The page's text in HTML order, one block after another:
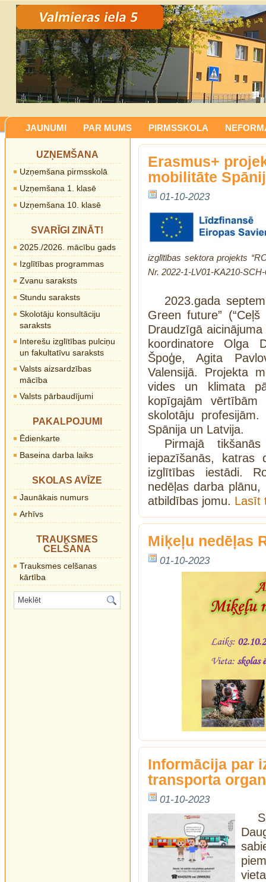
JAUNUMI PAR MUMS PIRMSSKOLA
UZŅEMŠANA
Uzņemšana pirmsskolā
Uzņemšana 1. klasē
Uzņemšana 10. klasē
SVARĪGI ZINĀT!
2025./2026. mācību gads
Izglītības programmas
Zvanu saraksts
Stundu saraksts
Skolotāju konsultāciju
saraksts
Interešu izglītības pulciņu
un fakultatīvu saraksts
Valsts aizsardzības
mācība
Valsts pārbaudījumi
PAKALPOJUMI
Ēdienkarte
Baseina darba laiks
SKOLAS AVĪZE
Jaunākais numurs
Arhīvs
TRAUKSMES
CELŠANA
Trauksmes celšanas
kārtība
Erasmus+
mobilitāte
01-10-2023
izglītības sektora projekts
Nr. 2022-1-LV01-KA210-
2023.gada
Green future”
Draudzīgā
koordinatore Olga
Špoģe, Agita
Valensijā. Projekta
vides un klimata
kopīgajām
skolotāju
Spānija un Latvija.
Pirmajā
iepazīšanās, katras
izglītības iestādi.
nedēļas darba
atbildības jomu. Lasīt
Miķeļu nedēļas
01-10-2023
Informācija par
transporta
01-10-2023